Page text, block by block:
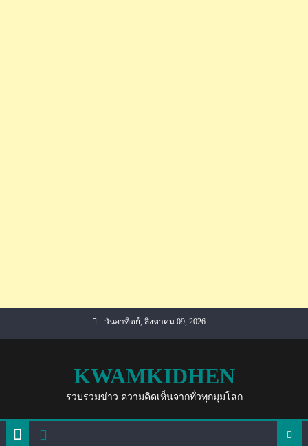
วันอาทิตย์, สิงหาคม 09, 2026
KWAMKIDHEN
รวบรวมข่าว ความคิดเห็นจากทั่วทุกมุมโลก